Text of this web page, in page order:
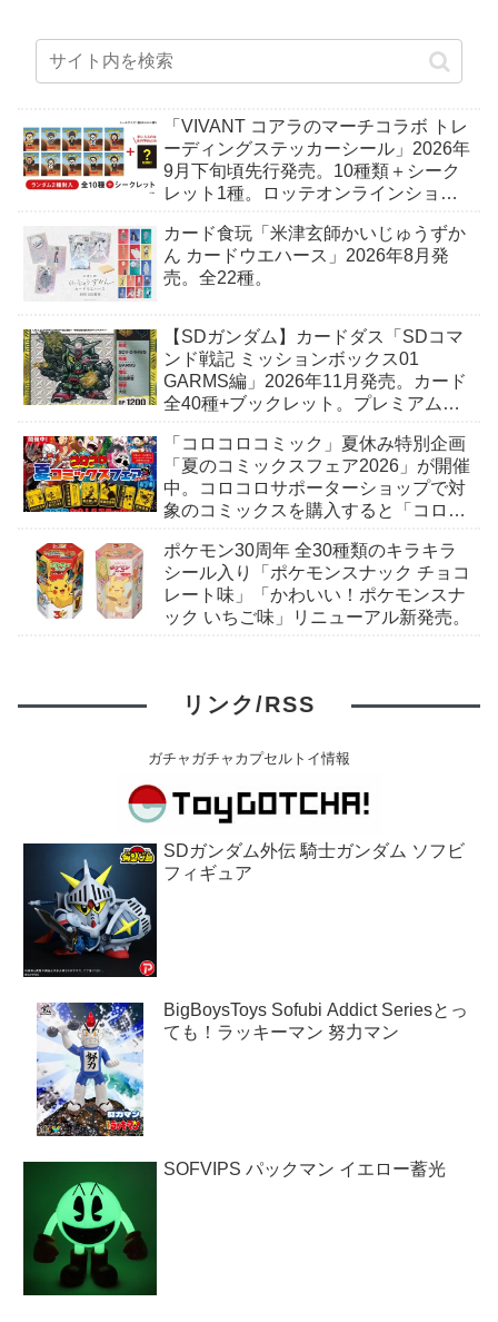
「VIVANT コアラのマーチコラボ トレ
ーディングステッカーシール」2026年
9月下旬頃先行発売。10種類＋シーク
レット1種。ロッテオンラインショッ
カード食玩「米津玄師かいじゅうずか
ん カードウエハース」2026年8月発
売。全22種。
【SDガンダム】カードダス「SDコマ
ンド戦記 ミッションボックス01
GARMS編」2026年11月発売。カード
全40種+ブックレット。プレミアムバ
「コロコロコミック」夏休み特別企画
「夏のコミックスフェア2026」が開催
中。コロコロサポーターショップで対
象のコミックスを購入すると「コロコ
全7種。
ポケモン30周年 全30種類のキラキラ
シール入り「ポケモンスナック チョコ
レート味」「かわいい！ポケモンスナ
ック いちご味」リニューアル新発売。
リンク/RSS
ガチャガチャカプセルトイ情報
SDガンダム外伝 騎士ガンダム ソフビ
フィギュア
BigBoysToys Sofubi Addict Seriesとっ
ても！ラッキーマン 努力マン
SOFVIPS パックマン イエロー蓄光